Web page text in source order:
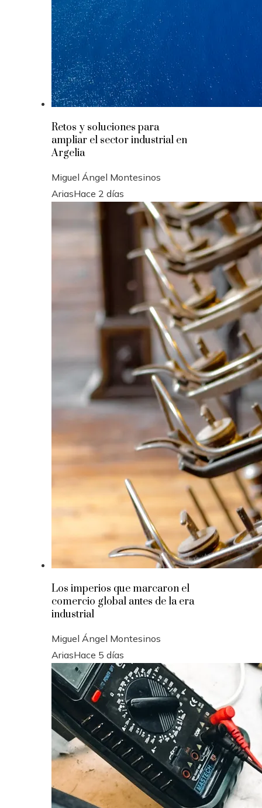
Retos y soluciones para
ampliar el sector industrial en
Argelia
Miguel Ángel Montesinos
AriasHace 2 días
Los imperios que marcaron el
comercio global antes de la era
industrial
Miguel Ángel Montesinos
AriasHace 5 días